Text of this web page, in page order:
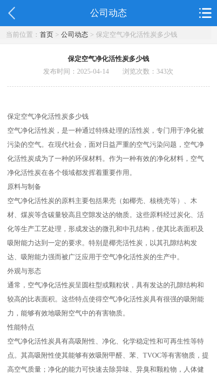
公司动态
当前位置： 首页> 公司动态> 保定空气净化活性炭多少钱
保定空气净化活性炭多少钱
发布时间：2025-04-14 浏览次数：343次
保定空气净化活性炭多少钱
空气净化活性炭，是一种通过特殊处理的活性炭，专门用于净化被
污染的空气。在现代社会，面对日益严重的空气污染问题，空气净
化活性炭成为了一种的环保材料。作为一种有效的净化材料，空气
净化活性炭在各个领域都发挥着重要作用。
原料与制备
空气净化活性炭的原料主要包括果壳（如椰壳、核桃壳等）、木
材、煤炭等含碳量较高且空隙发达的物质。这些原料经过炭化、活
化等生产工艺处理，形成发达的微孔和中孔结构，使其比表面积及
吸附能力达到一定的要求。特别是椰壳活性炭，以其孔隙结构发
达、吸附能力强而被广泛应用于空气净化活性炭的生产中。
外观与形态
通常，空气净化活性炭呈圆柱型或颗粒状，具有发达的孔隙结构和
较高的比表面积。这些特点使得空气净化活性炭具有很强的吸附能
力，能够有效地吸附空气中的有害物质。
性能特点
空气净化活性炭具有高吸附性、净化、化学稳定性和可再生性等特
点。其高吸附性使其能够有效吸附甲醛、苯、TVOC等有害物质，提
高空气质量；净化的能力可快速去除异味、异臭和颗粒物，人体健